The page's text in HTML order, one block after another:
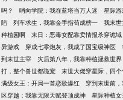
吗？
哨向学院：我在蓝塔当万人迷 星际
陷
列车求生，我靠金手指苟成榜一 我末
种植园啊
末日：恶毒女配靠卖情报杀穿诡域
异游戏
穿成七零炮灰，我成了国宝级神医
到末世主宰
灾后第八年，我靠种植拯救世界
打，整个兽世都跪宠
末世大佬穿星际，四
满级女王：开局一首恋歌爆红
穿到末世前
区穿越：我靠无限天赋登顶成神
星际种植女